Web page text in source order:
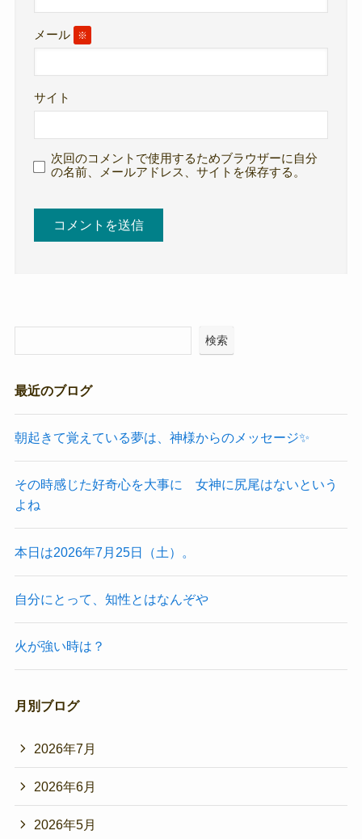
メール ※
サイト
次回のコメントで使用するためブラウザーに自分
の名前、メールアドレス、サイトを保存する。
検索
最近のブログ
朝起きて覚えている夢は、神様からのメッセージ✨
その時感じた好奇心を大事に 女神に尻尾はないという
よね
本日は2026年7月25日（土）。
自分にとって、知性とはなんぞや
火が強い時は？
月別ブログ
2026年7月
2026年6月
2026年5月